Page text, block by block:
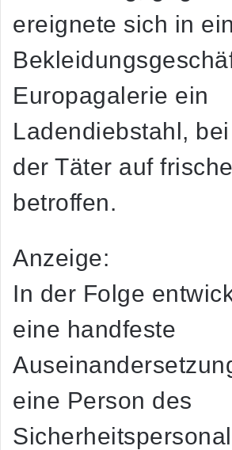
ereignete sich in
Europagalerie ein
Ladendiebstahl,
der Täter auf
betroffen.
Anzeige:
In der Folge
eine handfeste
eine Person des